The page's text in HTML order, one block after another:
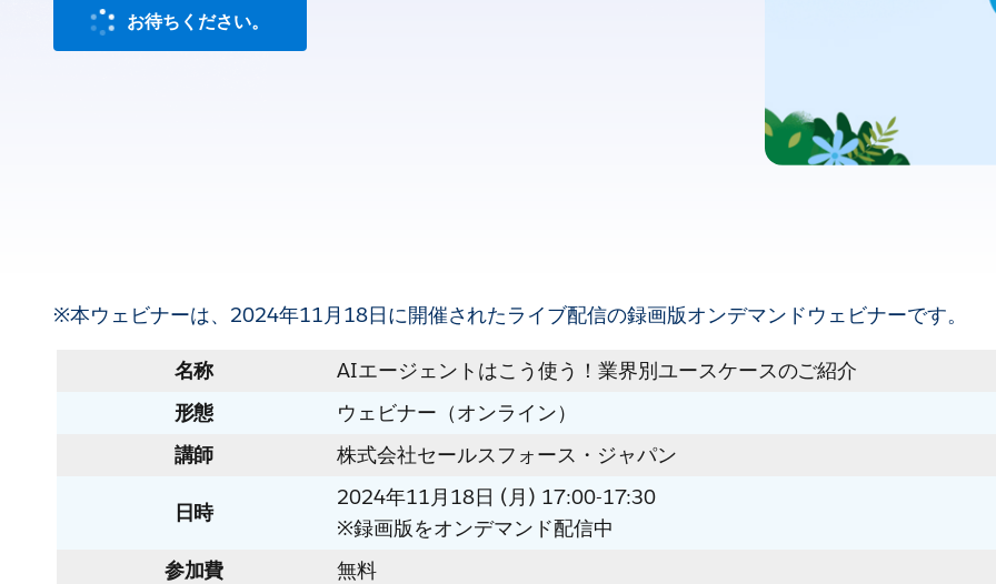
お待ちください。
※本ウェビナーは、2024年11月18日に開催されたライブ配信の録画版オンデマンドウェビナーです。
名称
AIエージェントはこう使う！業界別ユースケースのご紹介
形態
ウェビナー（オンライン）
講師
株式会社セールスフォース・ジャパン
日時
2024年11月18日 (月) 17:00-17:30
※録画版をオンデマンド配信中
参加費
無料